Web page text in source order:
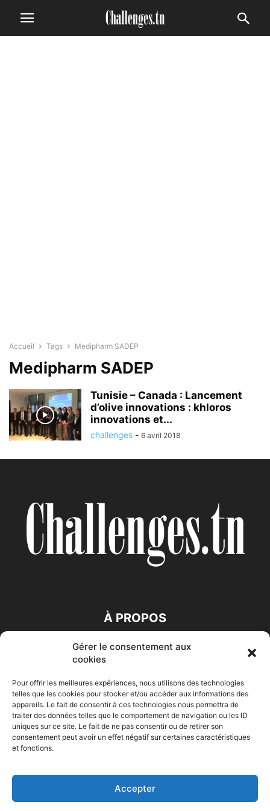
Gérer le consentement aux
cookies
Pour offrir les meilleures expériences, nous utilisons des technologies
telles que les cookies pour stocker et/ou accéder aux informations des
appareils. Le fait de consentir à ces technologies nous permettra de
traiter des données telles que le comportement de navigation ou les ID
uniques sur ce site. Le fait de ne pas consentir ou de retirer son
consentement peut avoir un effet négatif sur certaines caractéristiques
et fonctions.
Accepter
Accueil Tags Medipharm SADEP
Medipharm SADEP
Tunisie – Canada : Lancement
d’olive innovations : khloros
innovations et...
challenges - 6 avril 2018
À PROPOS
SUIVEZ NOUS
Accueil Economie Entreprises Entrepreneur Afrique
HIGH-TECH Auto-Moto